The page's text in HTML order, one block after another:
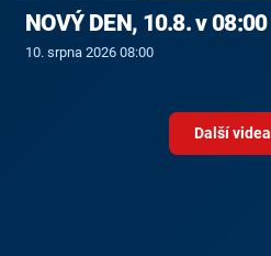
NOVÝ DEN, 10.8. v 08:00
10. srpna 2026 08:00
Další videa